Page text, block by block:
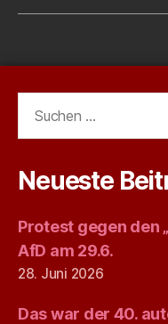
nach:
Neueste
Protest gegen den
AfD am 29.6.
28. Juni 2026
Das war der 40.